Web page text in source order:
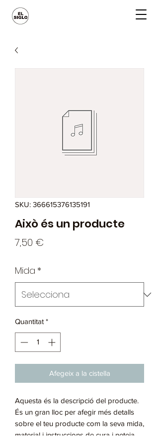
SKU: 366615376135191
Això és un producte
7,50 €
Mida *
Quantitat *
Afegeix a la cistella
Aquesta és la descripció del producte.
És un gran lloc per afegir més detalls
sobre el teu producte com la seva mida,
material i instruccions de cura i neteja.